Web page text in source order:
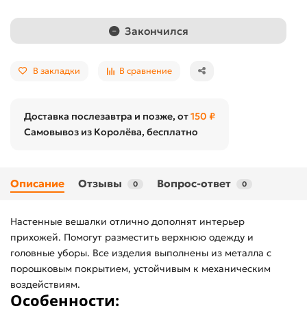
Закончился
В закладки В сравнение
Доставка послезавтра и позже, от150 ₽
Самовывоз из Королёва, бесплатно
Описание Отзывы 0 Вопрос-ответ 0
Настенные вешалки отлично дополнят интерьер
прихожей. Помогут разместить верхнюю одежду и
головные уборы. Все изделия выполнены из металла с
порошковым покрытием, устойчивым к механическим
воздействиям.
Особенности: